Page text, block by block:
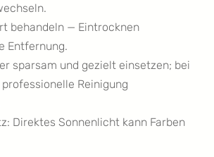
behandeln — Eintrocknen
Entfernung.
sparsam und gezielt einsetzen; bei
Reinigung
Direktes Sonnenlicht kann Farben